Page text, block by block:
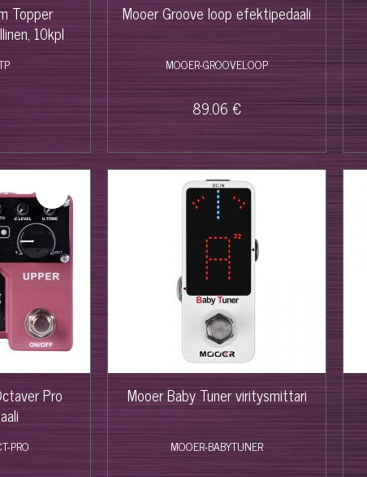
Topper
10kpl
Mooer Groove loop efektipedaali
MOOER-GROOVELOOP
89.06 €
Pro
PRO
Mooer Baby Tuner viritysmittari
MOOER-BABYTUNER